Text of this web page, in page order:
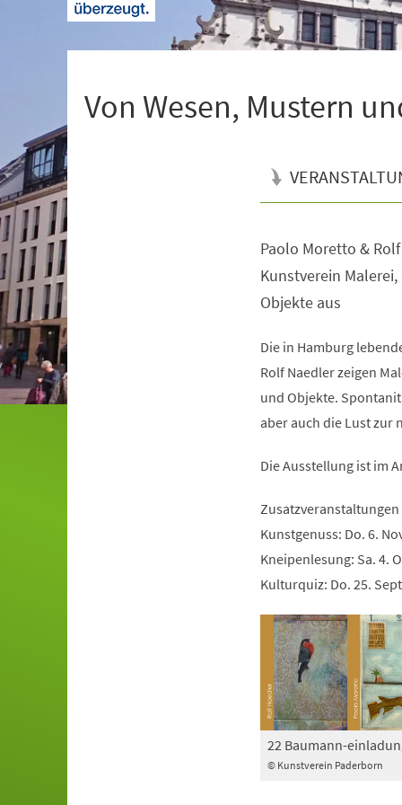
Von Wesen, Mustern
Paolo Moretto &
Kunstverein
Objekte aus
Die in Hamburg
Rolf Naedler zeigen
und Objekte.
aber auch die Lust zur
Die Ausstellung ist im
Kunstgenuss: Do. 6.
Kneipenlesung: Sa. 4.
Kulturquiz: Do. 25.
© Kunstverein Paderborn
22 Baumann-